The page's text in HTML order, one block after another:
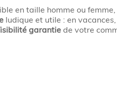
en taille homme ou
ludique et utile : en
garantie de votre